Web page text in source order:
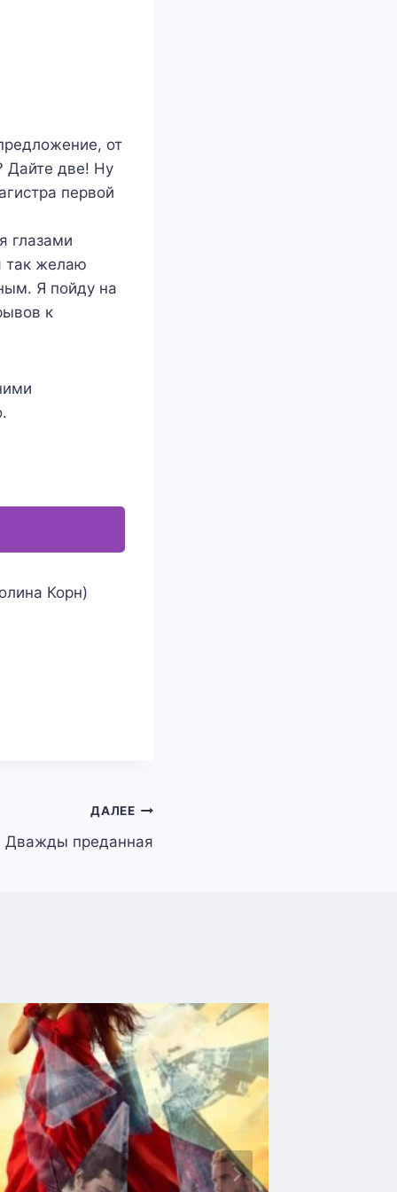
от
Дайте две! Ну
первой
глазами
так желаю
Я пойду на
к
Корн)
ДАЛЕЕ
Дважды преданная